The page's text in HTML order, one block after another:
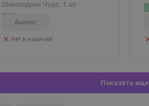
Шоколадное Чудо, 1 шт
Аналог
Нет в наличии
Показать еще